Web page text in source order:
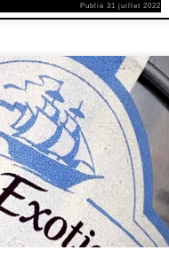
Publié31 juillet 2022
de leurs rencontres, ils s’enrichissent
du terme. Cuisiniers amateurs ou
professionnels, sortez du placard
condiments… concassez,
les accords les plus classiques,
susciter la […]